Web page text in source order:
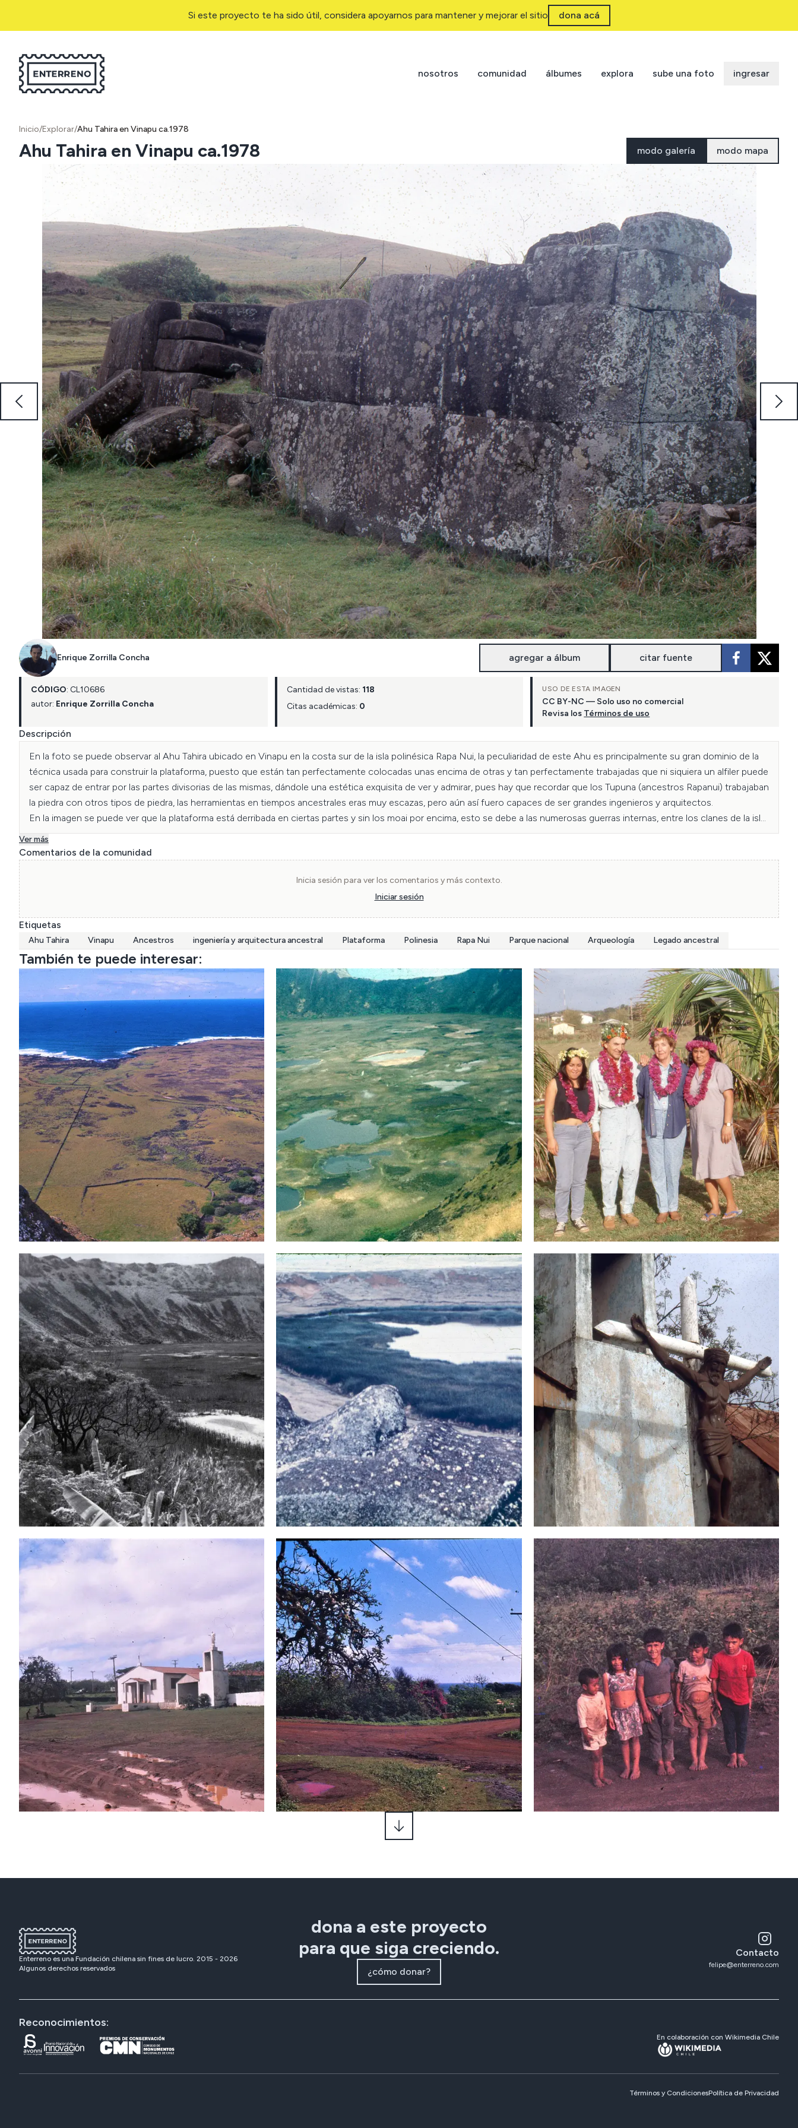
Si este proyecto te ha sido útil, considera apoyarnos para mantener y mejorar el sitio dona acá
nosotros comunidad álbumes explora sube una foto ingresar
Inicio/Explorar/Ahu Tahira en Vinapu ca.1978
Ahu Tahira en Vinapu ca.1978 modo galería modo mapa
Enrique Zorrilla Concha agregar a álbum citar fuente
CÓDIGO: CL10686
autor: Enrique Zorrilla Concha
Cantidad de vistas: 118
Citas académicas: 0
USO DE ESTA IMAGEN
CC BY-NC — Solo uso no comercial
Revisa los Términos de uso
Descripción
En la foto se puede observar al Ahu Tahira ubicado en Vinapu en la costa sur de la isla polinésica Rapa Nui, la peculiaridad de este Ahu es principalmente su gran dominio de la
técnica usada para construir la plataforma, puesto que están tan perfectamente colocadas unas encima de otras y tan perfectamente trabajadas que ni siquiera un alfiler puede
ser capaz de entrar por las partes divisorias de las mismas, dándole una estética exquisita de ver y admirar, pues hay que recordar que los Tupuna (ancestros Rapanui) trabajaban
la piedra con otros tipos de piedra, las herramientas en tiempos ancestrales eras muy escazas, pero aún así fuero capaces de ser grandes ingenieros y arquitectos.
En la imagen se puede ver que la plataforma está derribada en ciertas partes y sin los moai por encima, esto se debe a las numerosas guerras internas, entre los clanes de la isla
en tiempos ancestrales, donde era muy común derribar a los maoi.
Vinapu no es el único lugar en este estado, esto sucedió en todas partes de Rapa Nui donde se asentaban los diferentes clanes dentro de los dos territorios (Ko tu'u aro ko te
mata nui y Ko tu'u hotu iti ko te mata iti). existentes repartidos entre los dos hijos del Ariki Hotu Matu'a.
Los moai están derrumbados por la parte delantera del Ahu Tahira, no se ven en la foto porque está tomada de la parte trasera de la plataforma, donde efectivamente se
Fotografía catalogada por Nicole Álvarez Rivera y Francisca Medina Ranzeni, estudiantes de la
Ver más
Comentarios de la comunidad
Inicia sesión para ver los comentarios y más contexto.
Iniciar sesión
Etiquetas
Ahu Tahira Vinapu Ancestros ingeniería y arquitectura ancestral Plataforma Polinesia Rapa Nui Parque nacional Arqueología Legado ancestral
También te puede interesar:
Enterreno es una Fundación chilena sin fines de lucro. 2015 - 2026
Algunos derechos reservados
dona a este proyecto
para que siga creciendo.
¿cómo donar?
Contacto
felipe@enterreno.com
Reconocimientos:
En colaboración con Wikimedia Chile
Términos y CondicionesPolítica de Privacidad